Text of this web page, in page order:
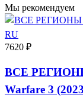
Мы рекомендуем
7620 ₽
ВСЕ РЕГИОНЫ
Warfare 3